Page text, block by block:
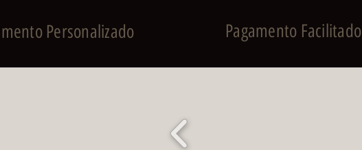
Personalizado Pagamento Facilitado